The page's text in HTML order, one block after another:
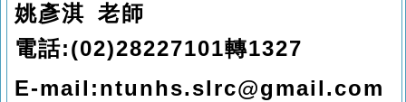
姚彥淇 老師
電話:(02)28227101轉1327
E-mail:ntunhs.slrc@gmail.com